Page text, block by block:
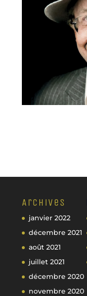
Archives
janvier 2022
décembre 2021
août 2021
juillet 2021
décembre 2020
novembre 2020